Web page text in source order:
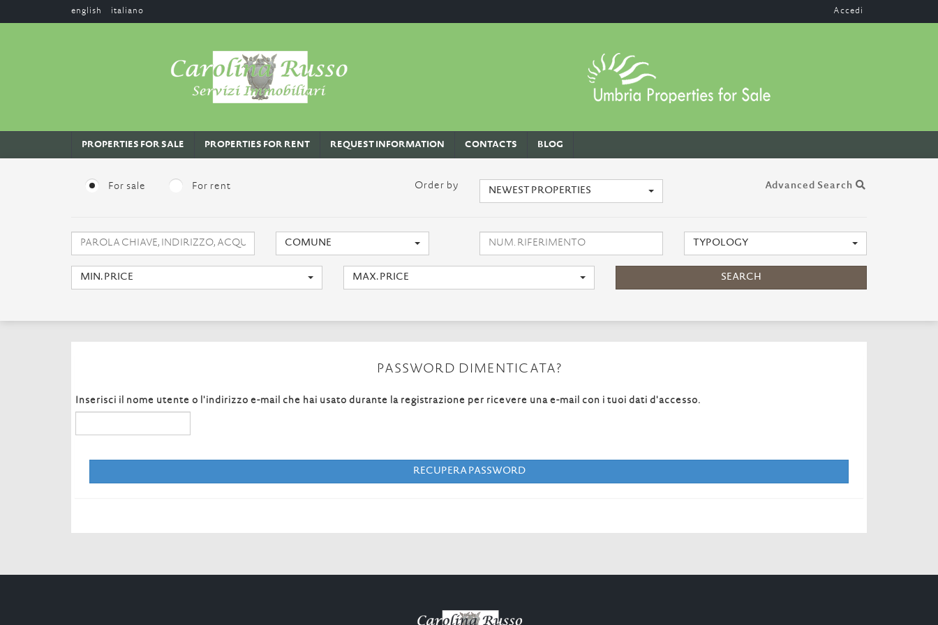
english italiano Accedi
PROPERTIES FOR SALE PROPERTIES FOR RENT REQUEST INFORMATION CONTACTS BLOG
For sale For rent Order by NEWEST PROPERTIES Advanced Search
COMUNE TYPOLOGY
MIN. PRICE MAX. PRICE SEARCH
PASSWORD DIMENTICATA?
Inserisci il nome utente o l'indirizzo e-mail che hai usato durante la registrazione per ricevere una e-mail con i tuoi dati d'accesso.